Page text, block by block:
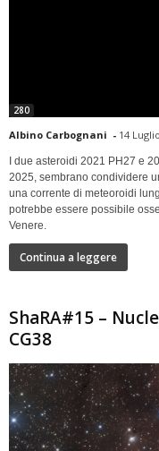
280
Albino Carbognani - 14
I due asteroidi 2021 PH27 e
2025, sembrano condividere
una corrente di meteoroidi
potrebbe essere possibile
Venere.
Continua a leggere
ShaRA#15 –
CG38